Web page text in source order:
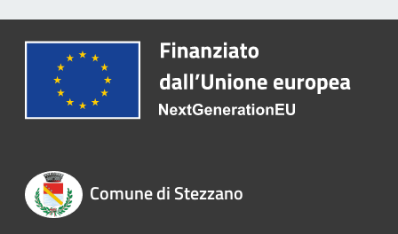
Comune di Stezzano